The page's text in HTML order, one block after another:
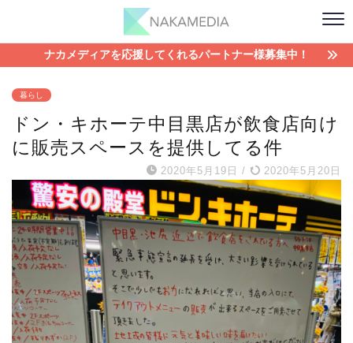
ナカメディアを応援してくれるパートナー様募集中！
暮らし
ドン・キホーテ中目黒店が飲食店向け
に販売スペースを提供してる件
2020年5月19日 / 2020年5月20日